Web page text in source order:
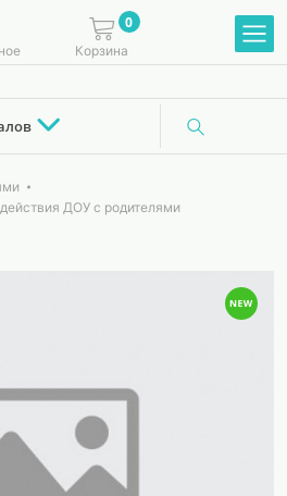
0
Корзина
ДОУ с родителями